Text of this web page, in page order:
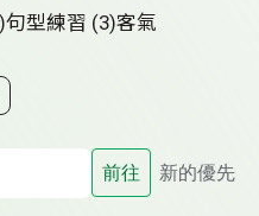
型練習 (3)客氣
前往 新的優先